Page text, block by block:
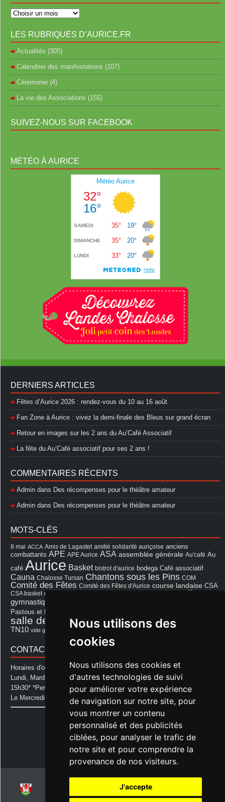
Nous utilisons des
cookies
Nous utilisons des cookies et
d'autres technologies de suivi
pour améliorer votre expérience
de navigation sur notre site, pour
vous montrer un contenu
personnalisé et des publicités
ciblées, pour analyser le trafic de
notre site et pour comprendre la
provenance de nos visiteurs.
J'accepte
LES RUBRIQUES D’AURICE.FR
Actualités (305)
Calendrier des manifestations (107)
Cérémonie (4)
La vie des Associations (155)
SUIVEZ-NOUS SUR FACEBOOK
MÉTÉO À AURICE
DERNIERS ARTICLES
Fêtes d’Aurice 2026 : rendez-vous du 10 au 16 août
Fan Zone à Aurice : vivez la demi-finale des Bleus sur grand écran
Retour en images sur les 2 ans du Au’Café Associatif
La fête du Au’Café associatif pour ses 2 ans !
COMMENTAIRES RÉCENTS
Admin dans Des récompenses pour le théâtre amateur
Admin dans Des récompenses pour le théâtre amateur
MOTS-CLÉS
8 mai ACCA Amis de Lagastet amitié solidarité auriçoise anciens
combattants APE APE Aurice ASA assemblée générale Au'café Au
café Aurice Basket bistrot d'aurice bodega Café associatif
Cauna Chalosse Tursan Chantons sous les Pins COM
Comité des Fêtes Comité des Fêtes d'Aurice course landaise CSA
CSA basket cérémonie
fêtes
gymnastique volontaire
Pastous et Pastourettes
salle des fêtes salle des fêtes d'aurice Souprosse
TN10 vide grenier Voeux école
CONTACT MAIRIE
Horaires d'ouverture de la Mairie:
Lundi, Mardi, Jeudi et Vendredi : de 08h00 à 11h30 et de 12h30 à
15h30* *Permanence téléphonique jusqu'à 17h00
Le Mercredi : de 08h00 à 11h00
Mairie d'Aurice
14 Avenue des Pastous
40500 Aurice
Tel : 05 58 76 06 50
Plus d'infos »